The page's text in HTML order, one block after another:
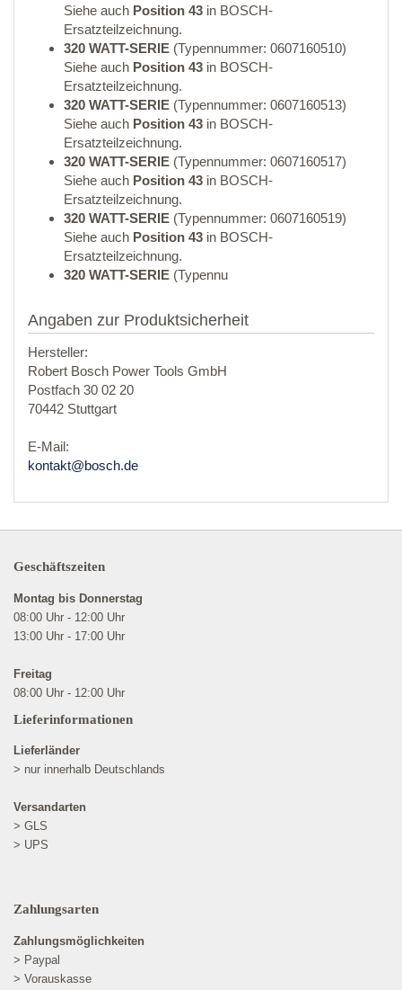
Siehe auch Position 43 in BOSCH-
Ersatzteilzeichnung.
320 WATT-SERIE (Typennummer: 0607160510)
Siehe auch Position 43 in BOSCH-
Ersatzteilzeichnung.
320 WATT-SERIE (Typennummer: 0607160513)
Siehe auch Position 43 in BOSCH-
Ersatzteilzeichnung.
320 WATT-SERIE (Typennummer: 0607160517)
Siehe auch Position 43 in BOSCH-
Ersatzteilzeichnung.
320 WATT-SERIE (Typennummer: 0607160519)
Siehe auch Position 43 in BOSCH-
Ersatzteilzeichnung.
320 WATT-SERIE (Typennu
Angaben zur Produktsicherheit
Hersteller:
Robert Bosch Power Tools GmbH
Postfach 30 02 20
70442 Stuttgart
E-Mail:
kontakt@bosch.de
Geschäftszeiten
Montag bis Donnerstag
08:00 Uhr - 12:00 Uhr
13:00 Uhr - 17:00 Uhr
Freitag
08:00 Uhr - 12:00 Uhr
Lieferinformationen
Lieferländer
> nur innerhalb Deutschlands
Versandarten
> GLS
> UPS
Zahlungsarten
Zahlungsmöglichkeiten
> Paypal
> Vorauskasse